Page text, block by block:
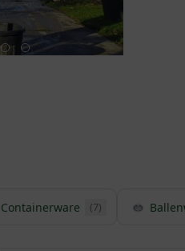
Containerware (7)